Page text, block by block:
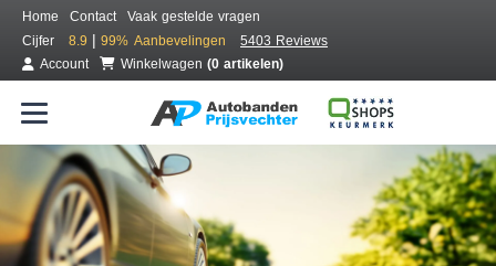
Home Contact
Vaak gestelde vragen
Cijfer
8.9 | 99% Aanbevelingen
5403 Reviews
Account
Winkelwagen (0 artikelen)